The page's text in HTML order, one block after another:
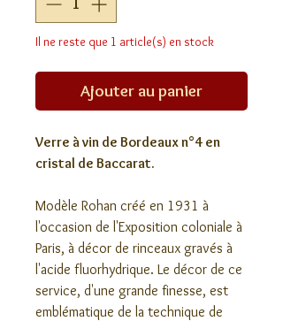
Il ne reste que 1 article(s) en stock
Ajouter au panier
Verre à vin de Bordeaux n°4 en
cristal de Baccarat.
Modèle Rohan créé en 1931 à
l'occasion de l'Exposition coloniale à
Paris, à décor de rinceaux gravés à
l'acide fluorhydrique. Le décor de ce
service, d'une grande finesse, est
emblématique de la technique de